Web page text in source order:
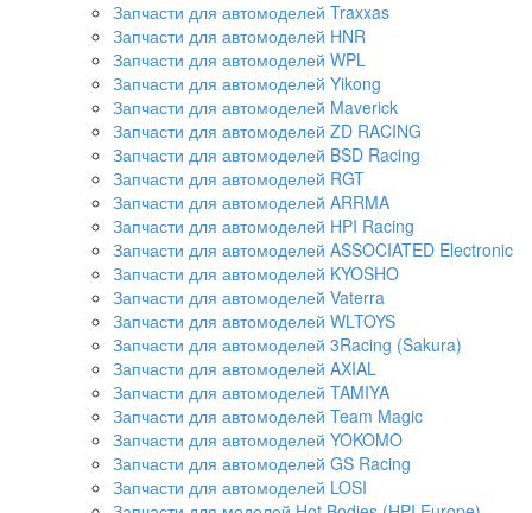
Запчасти для автомоделей Traxxas
Запчасти для автомоделей HNR
Запчасти для автомоделей WPL
Запчасти для автомоделей Yikong
Запчасти для автомоделей Maverick
Запчасти для автомоделей ZD RACING
Запчасти для автомоделей BSD Racing
Запчасти для автомоделей RGT
Запчасти для автомоделей ARRMA
Запчасти для автомоделей HPI Racing
Запчасти для автомоделей ASSOCIATED Electronic
Запчасти для автомоделей KYOSHO
Запчасти для автомоделей Vaterra
Запчасти для автомоделей WLTOYS
Запчасти для автомоделей 3Racing (Sakura)
Запчасти для автомоделей AXIAL
Запчасти для автомоделей TAMIYA
Запчасти для автомоделей Team Magic
Запчасти для автомоделей YOKOMO
Запчасти для автомоделей GS Racing
Запчасти для автомоделей LOSI